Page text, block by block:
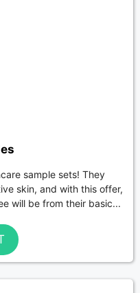
sample sets! They
skin, and with this offer,
will be from their basic...